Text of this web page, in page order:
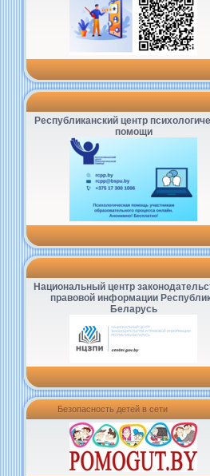
Республиканский центр
помощи
Национальный центр
правовой информации
Беларусь
Безопасность детей в сети